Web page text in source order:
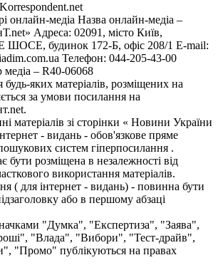
онлайн-медіа Назва онлайн-медіа –
Адреса: 02091, місто Київ,
будинок 172-Б, офіс 208/1 E-mail:
Телефон: 044-205-43-00
медіа – R40-06068
яких матеріалів, розміщених на
за умови посилання на
матеріалів зі сторінки « Новини України
- видань - обов'язкове пряме
систем гіперпосилання .
бути розміщена в незалежності від
використання матеріалів.
( для інтернет - видань) - повинна бути
або в першому абзаці
"Думка", "Експертиза", "Заява",
"Влада", "Вибори", "Тест-драйв",
"Промо" публікуються на правах